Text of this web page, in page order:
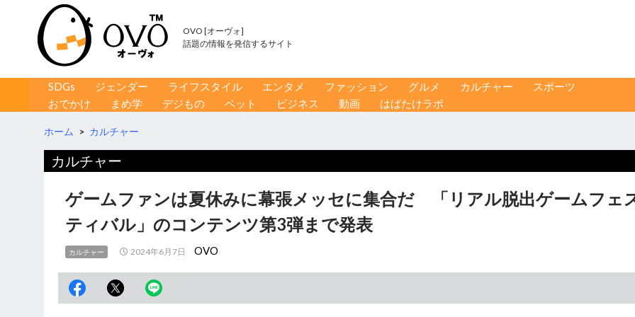
OVO [オーヴォ]
話題の情報を発信するサイト
コンテンツへ移動
SDGs ジェンダー ライフスタイル エンタメ ファッション グルメ カルチャー
スポーツ
おでかけ
まめ学 デジもの ペット ビジネス 動画 はばたけラボ
ホーム > カルチャー
カルチャー
ゲームファンは夏休みに幕張メッセに集合だ 「リアル脱出ゲームフェ
ティバル」のコンテンツ第3弾まで発表
カルチャー 2024年6月7日 OVO